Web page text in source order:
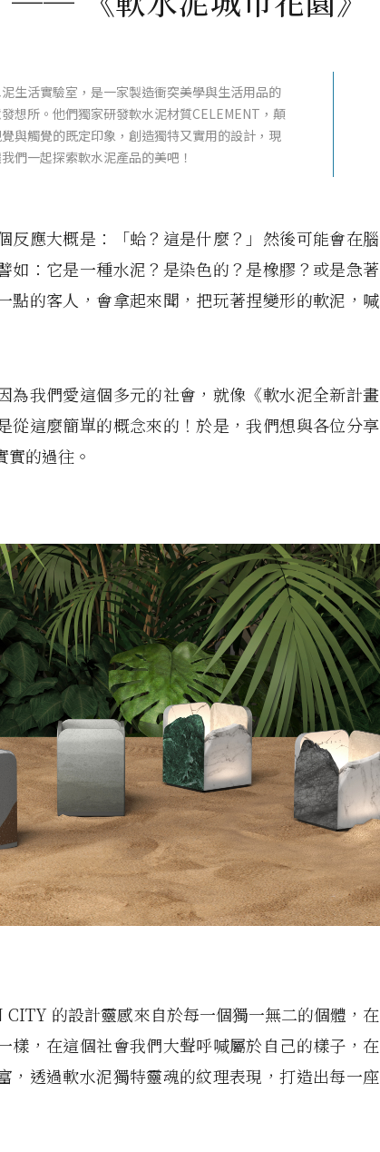
生活實驗室，是一家製造衝突美學與生活用品的
想所。他們獨家研發軟水泥材質CELEMENT，顛
與觸覺的既定印象，創造獨特又實用的設計，現
們一起探索軟水泥產品的美吧！
反應大概是：「蛤？這是什麼？」然後可能會在腦
如：它是一種水泥？是染色的？是橡膠？或是急著
點的客人，會拿起來聞，把玩著捏變形的軟泥，喊
為我們愛這個多元的社會，就像《軟水泥全新計畫
從這麼簡單的概念來的！於是，我們想與各位分享
的過往。
的設計靈感來自於每一個獨一無二的個體，在
樣，在這個社會我們大聲呼喊屬於自己的樣子，在
，透過軟水泥獨特靈魂的紋理表現，打造出每一座